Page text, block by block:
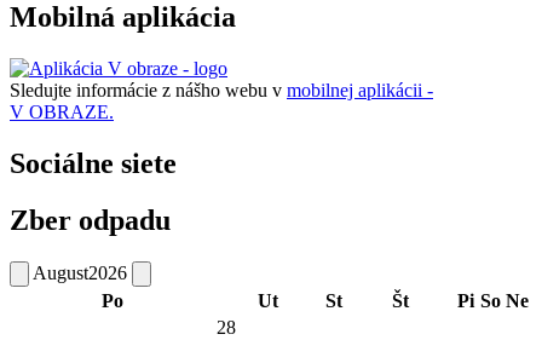
Mobilná aplikácia
Sledujte informácie z nášho webu v mobilnej aplikácii -
V OBRAZE.
Sociálne siete
Zber odpadu
August2026
Po
Ut St Št Pi So Ne
28